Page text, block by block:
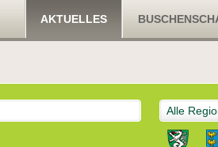
AKTUELLES
Alle